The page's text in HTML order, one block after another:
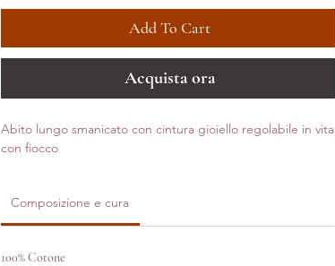
Add To Cart
Acquista ora
Abito lungo smanicato con cintura gioiello regolabile in vita
con fiocco
Composizione e cura
100% Cotone